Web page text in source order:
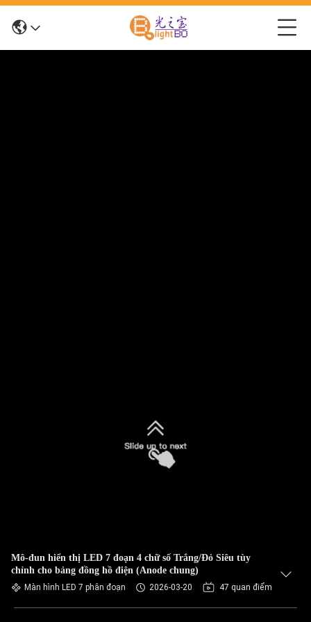
Mô-đun hiển thị LED 7 đoạn 4 chữ số Trắng/Đỏ Siêu tùy
chỉnh cho bảng đồng hồ điện (Anode chung)
Màn hình LED 7 phân đoạn 2026-03-20 47 quan điểm